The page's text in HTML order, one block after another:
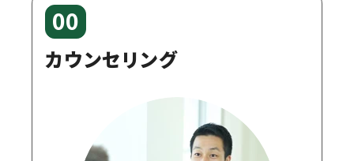
00
カウンセリング